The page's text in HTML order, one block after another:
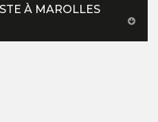
À MAROLLES